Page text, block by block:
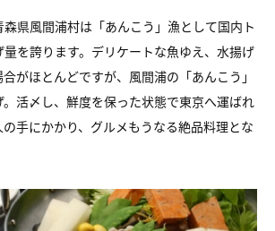
県風間浦村は「あんこう」漁として国内ト
を誇ります。デリケートな魚ゆえ、水揚げ
がほとんどですが、風間浦の「あんこう」
活〆し、鮮度を保った状態で東京へ運ばれ
手にかかり、グルメもうなる絶品料理とな